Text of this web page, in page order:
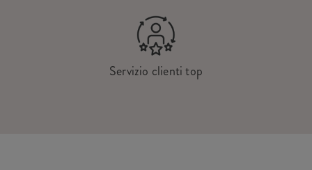
Servizio clienti top